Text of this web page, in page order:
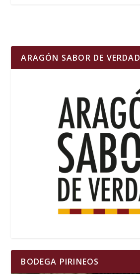
ARAGÓN SABOR DE VERDAD
BODEGA PIRINEOS